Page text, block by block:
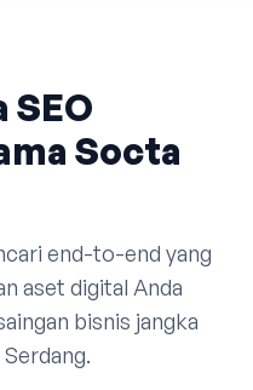
SEO
Socta
end-to-end yang
aset digital Anda
bisnis jangka